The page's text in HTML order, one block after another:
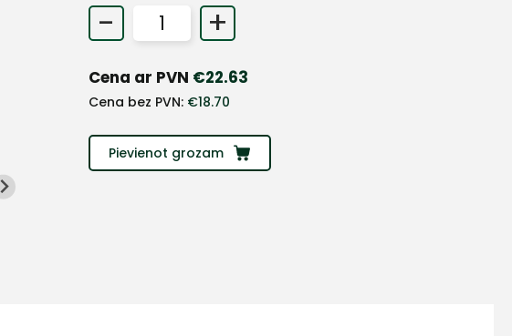
- +
Cena ar PVN €22.63
Cena bez PVN: €18.70
Pievienot grozam